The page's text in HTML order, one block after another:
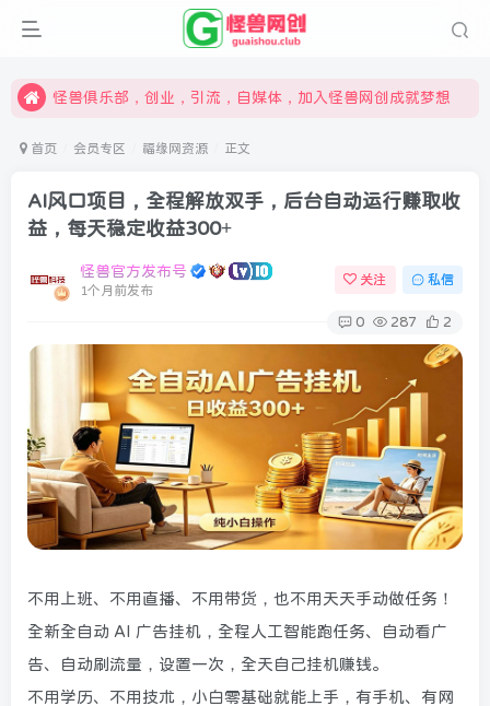
限时开通会员更享折扣，超高返佣
怪兽俱乐部，创业，引流，自媒体，加入怪兽网创成就梦想
首页 会员专区 福缘网资源 正文
AI风口项目，全程解放双手，后台自动运行赚取收
益，每天稳定收益300+
怪兽官方发布号
1个月前发布
关注 私信
0 287 2
不用上班、不用直播、不用带货，也不用天天手动做任务！
全新全自动 AI 广告挂机，全程人工智能跑任务、自动看广
告、自动刷流量，设置一次，全天自己挂机赚钱。
不用学历、不用技术，小白零基础就能上手，有手机、有网